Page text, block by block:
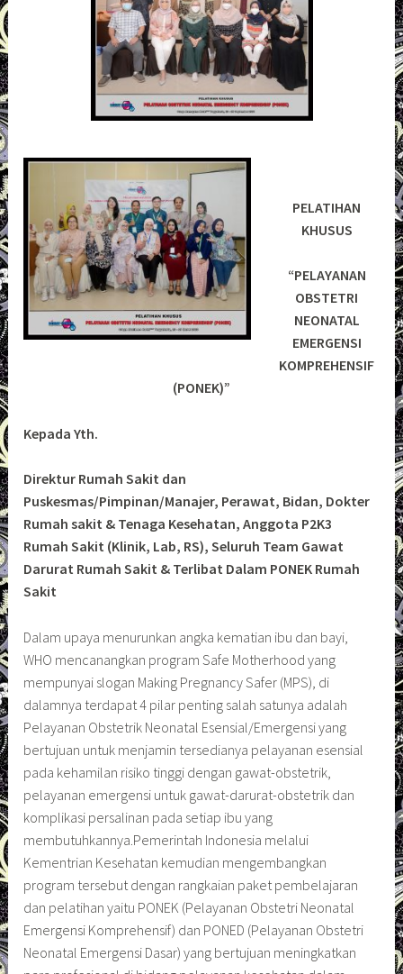
PELATIHAN
KHUSUS
“PELAYANAN
OBSTETRI
NEONATAL
EMERGENSI
KOMPREHENSIF
(PONEK)”
Kepada Yth.
Direktur Rumah Sakit dan
Puskesmas/Pimpinan/Manajer, Perawat, Bidan, Dokter
Rumah sakit & Tenaga Kesehatan, Anggota P2K3
Rumah Sakit (Klinik, Lab, RS), Seluruh Team Gawat
Darurat Rumah Sakit & Terlibat Dalam PONEK Rumah
Sakit
Dalam upaya menurunkan angka kematian ibu dan bayi,
WHO mencanangkan program Safe Motherhood yang
mempunyai slogan Making Pregnancy Safer (MPS), di
dalamnya terdapat 4 pilar penting salah satunya adalah
Pelayanan Obstetrik Neonatal Esensial/Emergensi yang
bertujuan untuk menjamin tersedianya pelayanan esensial
pada kehamilan risiko tinggi dengan gawat-obstetrik,
pelayanan emergensi untuk gawat-darurat-obstetrik dan
komplikasi persalinan pada setiap ibu yang
membutuhkannya.Pemerintah Indonesia melalui
Kementrian Kesehatan kemudian mengembangkan
program tersebut dengan rangkaian paket pembelajaran
dan pelatihan yaitu PONEK (Pelayanan Obstetri Neonatal
Emergensi Komprehensif) dan PONED (Pelayanan Obstetri
Neonatal Emergensi Dasar) yang bertujuan meningkatkan